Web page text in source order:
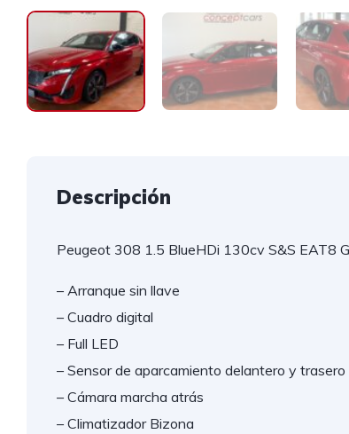
Descripción
Peugeot 308 1.5 BlueHDi 130cv S&S EAT8
– Arranque sin llave
– Cuadro digital
– Full LED
– Sensor de aparcamiento delantero y trasero
– Cámara marcha atrás
– Climatizador Bizona